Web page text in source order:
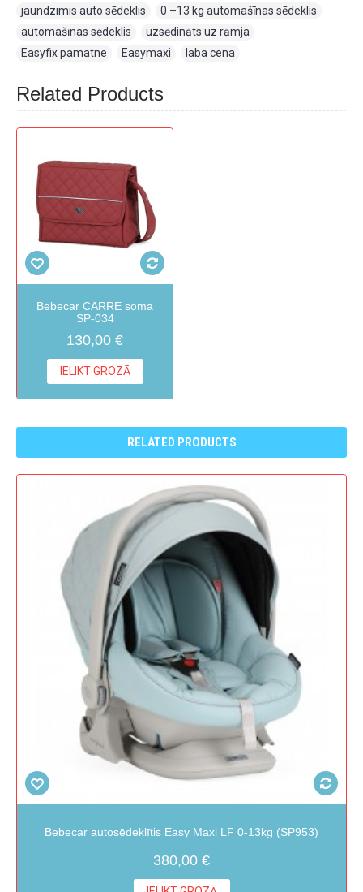
jaundzimis auto sēdeklis
0 –13 kg automašīnas sēdeklis
automašīnas sēdeklis
uzsēdināts uz rāmja
Easyfix pamatne
Easymaxi laba cena
Related Products
Bebecar CARRE soma
SP-034
130,00 €
IELIKT GROZĀ
RELATED PRODUCTS
Bebecar autosēdeklītis Easy Maxi LF 0-13kg (SP953)
380,00 €